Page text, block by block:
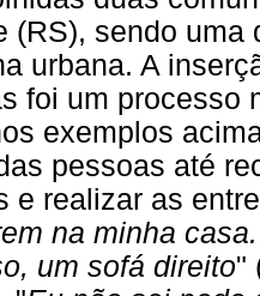
(RS), sendo
urbana. A
foi um processo
exemplos
pessoas até
e realizar as
na minha
um sofá direito"